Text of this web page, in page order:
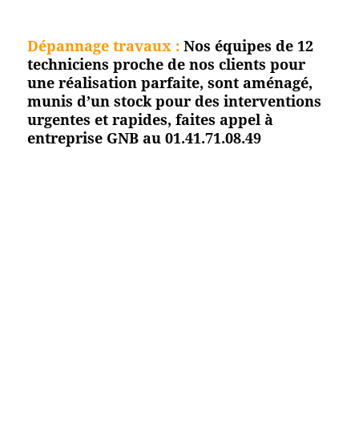
Dépannage travaux : Nos équipes de 12
techniciens proche de nos clients pour
une réalisation parfaite, sont aménagé,
munis d’un stock pour des interventions
urgentes et rapides, faites appel à
entreprise GNB au 01.41.71.08.49